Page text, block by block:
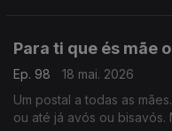
Para ti que és mãe
Ep. 98
18 mai. 2026
Um postal a todas as
ou até já avós ou